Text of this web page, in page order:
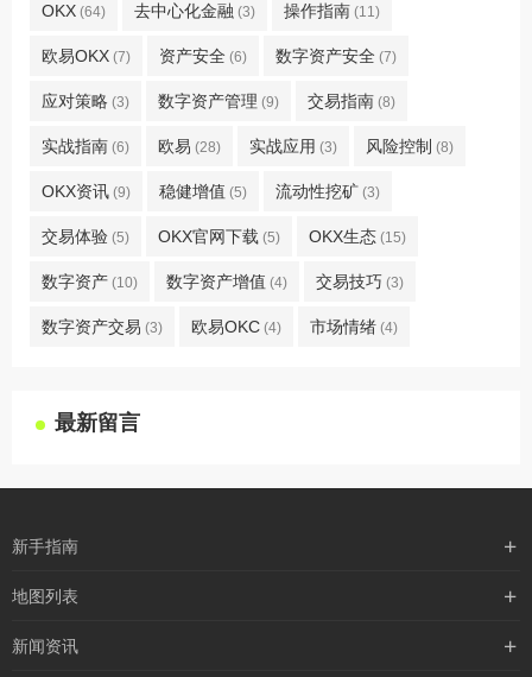
OKX (64) 去中心化金融 (3) 操作指南 (11)
欧易OKX (7) 资产安全 (6) 数字资产安全 (7)
应对策略 (3) 数字资产管理 (9) 交易指南 (8)
实战指南 (6) 欧易 (28) 实战应用 (3) 风险控制 (8)
OKX资讯 (9) 稳健增值 (5) 流动性挖矿 (3)
交易体验 (5) OKX官网下载 (5) OKX生态 (15)
数字资产 (10) 数字资产增值 (4) 交易技巧 (3)
数字资产交易 (3) 欧易OKC (4) 市场情绪 (4)
最新留言
新手指南
购买流程
地图列表
最新文章
新闻资讯